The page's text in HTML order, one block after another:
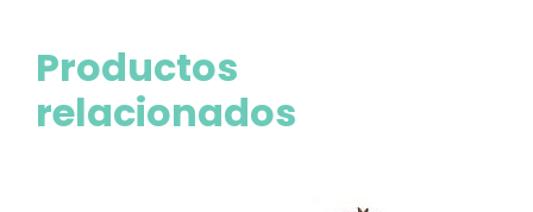
Productos
relacionados